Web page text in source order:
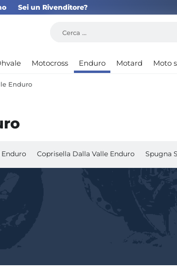
Sei un Rivenditore?
Motocross Enduro Motard Moto
Enduro
Coprisella Dalla Valle Enduro Spugna